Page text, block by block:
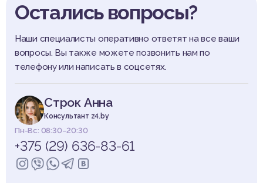
Можно ли отменить заказ?
Остались вопросы?
Наши специалисты оперативно ответят на все ваши
вопросы. Вы также можете позвонить нам по
телефону или написать в соцсетях.
Строк Анна
Консультант z4.by
Пн-Вс: 08:30–20:30
+375 (29) 636-83-61